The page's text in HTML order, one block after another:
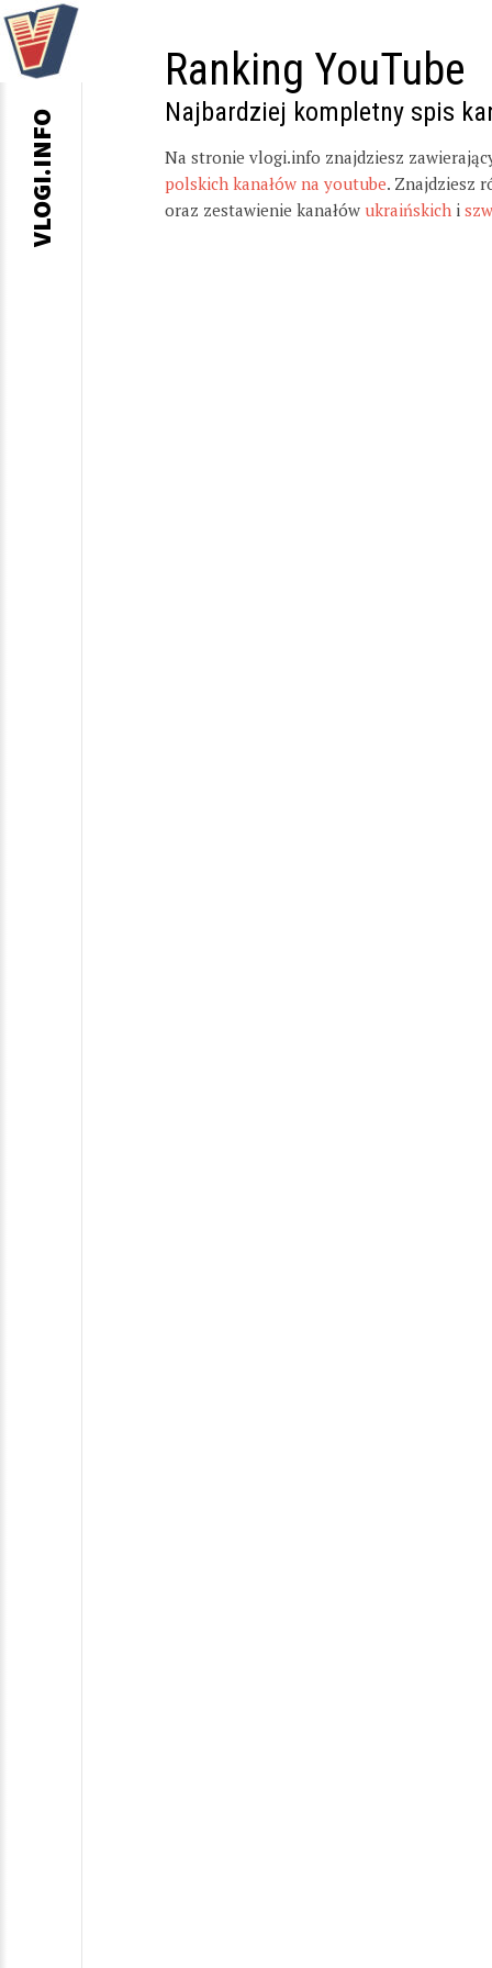
Ranking YouTube
Najbardziej kompletny spis
Na stronie vlogi.info znajdziesz
polskich kanałów na youtube. Znajdziesz
oraz zestawienie kanałów ukraińskich i
VLOGI.INFO